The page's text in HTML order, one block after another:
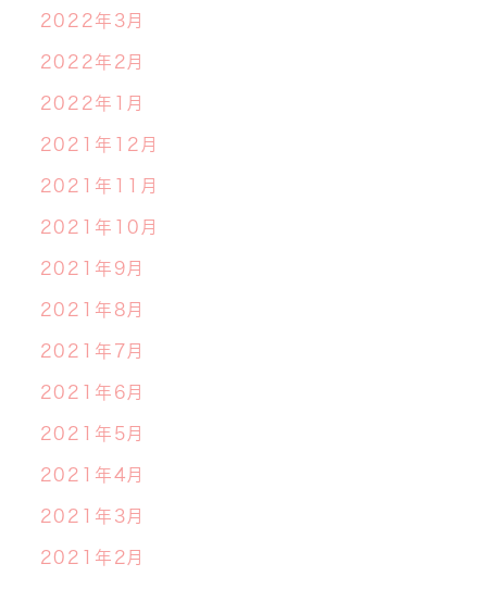
2022年3月
2022年2月
2022年1月
2021年12月
2021年11月
2021年10月
2021年9月
2021年8月
2021年7月
2021年6月
2021年5月
2021年4月
2021年3月
2021年2月